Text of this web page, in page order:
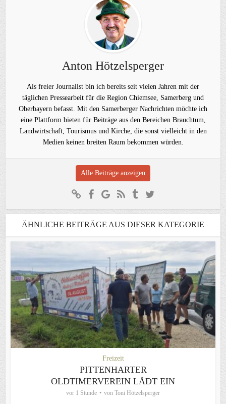
Anton Hötzelsperger
Als freier Journalist bin ich bereits seit vielen Jahren mit der
täglichen Pressearbeit für die Region Chiemsee, Samerberg und
Oberbayern befasst. Mit den Samerberger Nachrichten möchte ich
eine Plattform bieten für Beiträge aus den Bereichen Brauchtum,
Landwirtschaft, Tourismus und Kirche, die sonst vielleicht in den
Medien keinen breiten Raum bekommen würden.
Alle Beiträge anzeigen
ÄHNLICHE BEITRÄGE AUS DIESER KATEGORIE
Freizeit
PITTENHARTER
OLDTIMERVEREIN LÄDT EIN
vor 1 Stunde von Toni Hötzelsperger